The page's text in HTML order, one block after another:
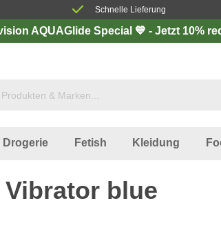
Schnelle Lieferung
AQUAGlide Special 💙 - Jetzt 10%
Drogerie Fetish Kleidung
Vibrator blue